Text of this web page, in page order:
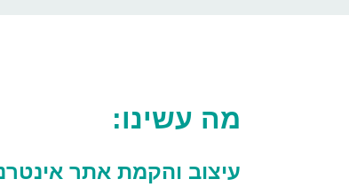
מה עשינו:
עיצוב והקמת אתר